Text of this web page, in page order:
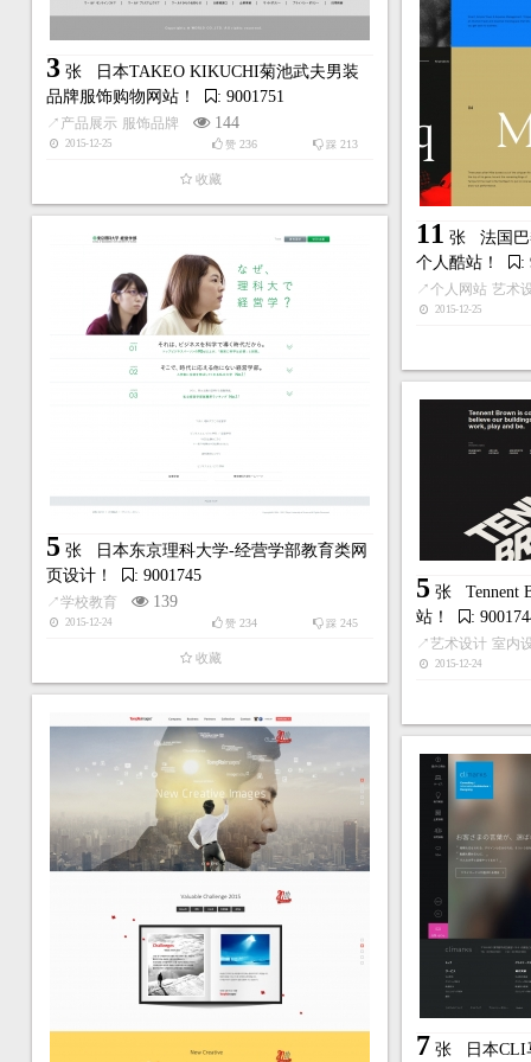
3 张
日本TAKEO KIKUCHI菊池武夫男装
品牌服饰购物网站！
: 9001751
↗ 产品展示 服饰品牌 144
2015-12-25 踩 213
赞 236
收藏
11 张 法国
个人酷站！
:
↗个人网站 艺术
2015-12-25
5 张
日本东京理科大学-经营学部教育类网
页设计！
: 9001745
↗学校教育 139
2015-12-24 踩 245
赞 234
收藏
5 张 Tennent
站！
:
↗艺术设计 室内
2015-12-24
7 张 日本